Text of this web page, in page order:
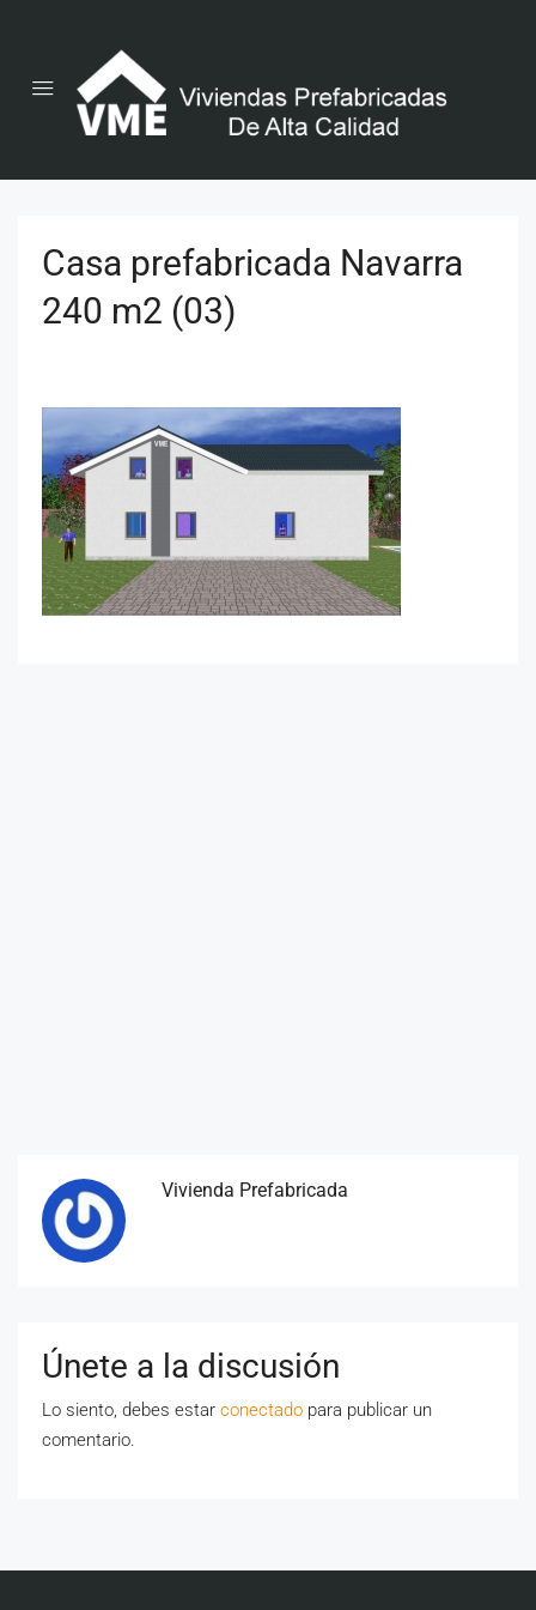
Casa prefabricada Navarra
240 m2 (03)
Vivienda Prefabricada
Únete a la discusión
Lo siento, debes estar conectado para publicar un
comentario.